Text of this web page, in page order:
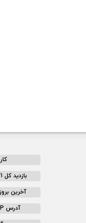
بازدید کل 5671 - بازدید روزانه 0
آخرین بروز
آدرس IP شما 192.168.20.1